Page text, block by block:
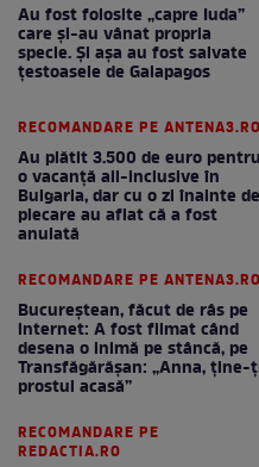
Au fost folosite „capre Iuda”
care și-au vânat propria
specie. Și așa au fost salvate
țestoasele de Galapagos
RECOMANDARE PE ANTENA3.RO
Au plătit 3.500 de euro pentru
o vacanță all-inclusive în
Bulgaria, dar cu o zi înainte de
plecare au aflat că a fost
anulată
RECOMANDARE PE ANTENA3.RO
Bucureștean, făcut de râs pe
internet: A fost filmat când
desena o inimă pe stâncă, pe
Transfăgărășan: „Anna, ține-
prostul acasă”
RECOMANDARE PE
REDACTIA.RO